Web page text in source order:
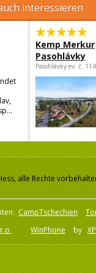
interessieren
Kemp Merkur
Pasohlávky
Pasohlávky ev. č.
alle Rechte
CampTschechien
WinPhone by